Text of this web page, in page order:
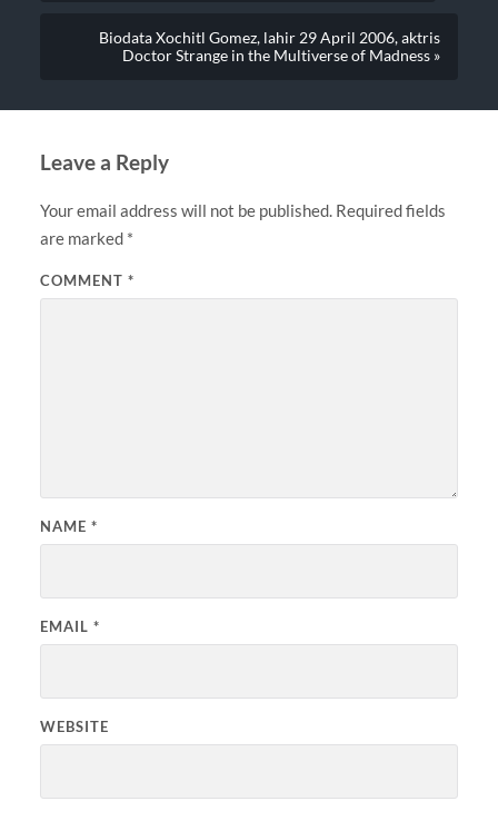
Biodata Xochitl Gomez, lahir 29 April 2006, aktris
Doctor Strange in the Multiverse of Madness »
Leave a Reply
Your email address will not be published. Required fields
are marked *
COMMENT *
NAME *
EMAIL *
WEBSITE